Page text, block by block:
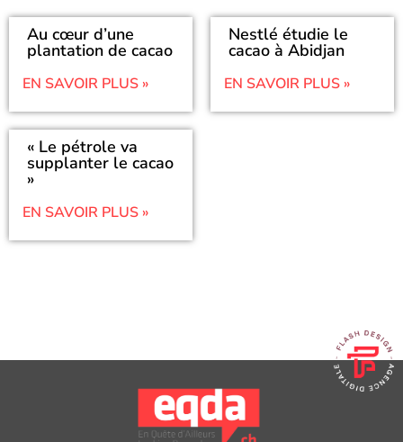
Au cœur d’une
plantation de cacao
EN SAVOIR PLUS »
Nestlé étudie le
cacao à Abidjan
EN SAVOIR PLUS »
« Le pétrole va
supplanter le cacao
»
EN SAVOIR PLUS »